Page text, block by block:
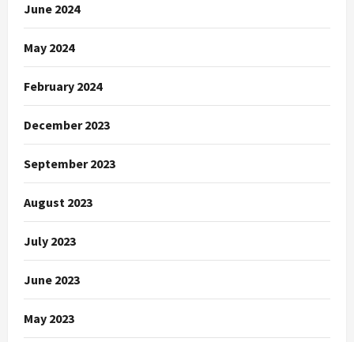
June 2024
May 2024
February 2024
December 2023
September 2023
August 2023
July 2023
June 2023
May 2023